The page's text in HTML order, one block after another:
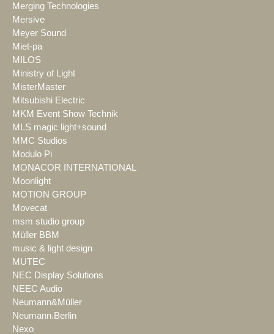
Merging Technologies
Mersive
Meyer Sound
Miet-pa
MILOS
Ministry of Light
MisterMaster
Mitsubishi Electric
MKM Event Show Technik
MLS magic light+sound
MMC Studios
Modulo Pi
MONACOR INTERNATIONAL
Moonlight
MOTION GROUP
Movecat
msm studio group
Müller BBM
music & light design
MUTEC
NEC Display Solutions
NEEC Audio
Neumann&Müller
Neumann.Berlin
Nexo